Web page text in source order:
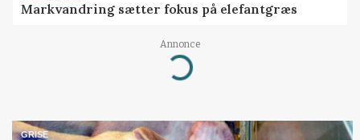
Markvandring sætter fokus på elefantgræs
Annonce
Loading...
GRISE